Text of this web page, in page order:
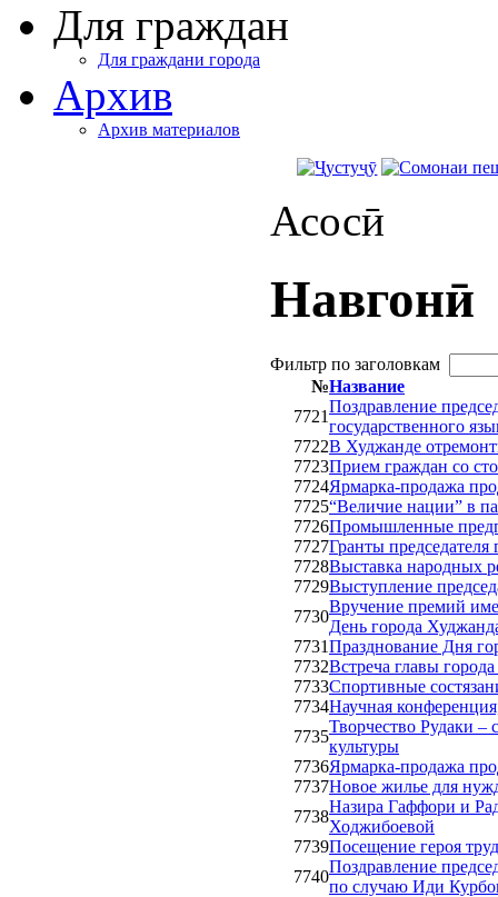
Для граждан
Для граждани города
Архив
Архив материалов
Асосӣ
Навгонӣ
Фильтр по заголовкам
№Название
7721
Поздравление
государственного
7722В Худжанде
7723Прием граждан со
7724Ярмарка-продажа
7725“Величие нации” в
7726Промышленные
7727Гранты
7728Выставка народных
7729Выступление
7730
Вручение премий
День города
7731Празднование Дня
7732Встреча главы
7733Спортивные
7734Научная
7735
Творчество Рудаки –
культуры
7736Ярмарка-продажа
7737Новое жилье для
7738
Назира Гаффори и
Ходжибоевой
7739Посещение героя
7740
Поздравление
по случаю Иди